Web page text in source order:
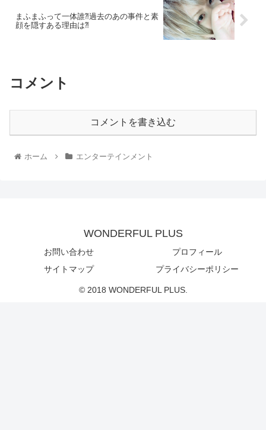
まふまふって一体誰⁈過去のあの事件と素
顔を隠すある理由は⁈
コメント
コメントを書き込む
ホーム エンターテインメント
WONDERFUL PLUS
お問い合わせ
プロフィール
サイトマップ
プライバシーポリシー
© 2018 WONDERFUL PLUS.